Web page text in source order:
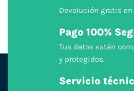
Devolución gratis
Pago 100%
Tus datos están
y protegidos.
Servicio